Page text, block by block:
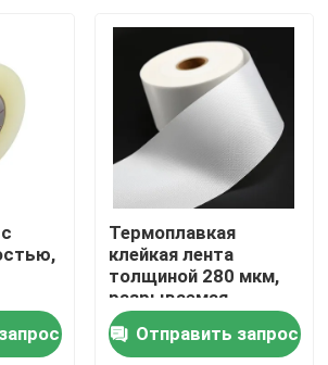
с
Термоплавкая
клейкая лента
толщиной 280 мкм,
разрываемая
вручную, с
настраиваемой
Отправить запрос